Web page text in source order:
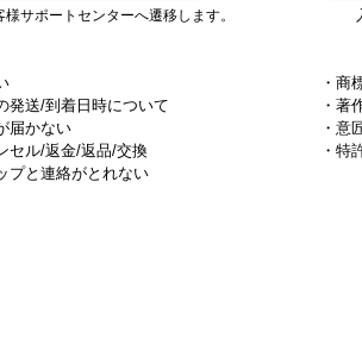
サポートセンターへ遷移します。
発送/到着日時について
届かない
セル/返金/返品/交換
プと連絡がとれない
・商
・著
・意
・特